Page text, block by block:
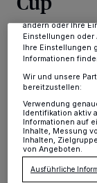
Kreis·In
sechsten
stehen im
Velbert,
und Läufer
sammeln.
30.07.2024 ,
Anzeigen
dieses Menü
ändern oder Ihre
Einstellungen oder
Ihre Einstellungen
Informationen
Wir und unsere
bereitzustellen:
Verwendung
Identifikation aktiv
Informationen auf
Inhalte, Messung
Inhalten,
von Angeboten.
Ausführliche